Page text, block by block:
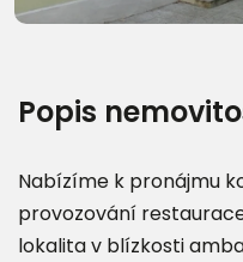
Popis
Nabízíme k pronájmu
provozování
lokalita v blízkosti